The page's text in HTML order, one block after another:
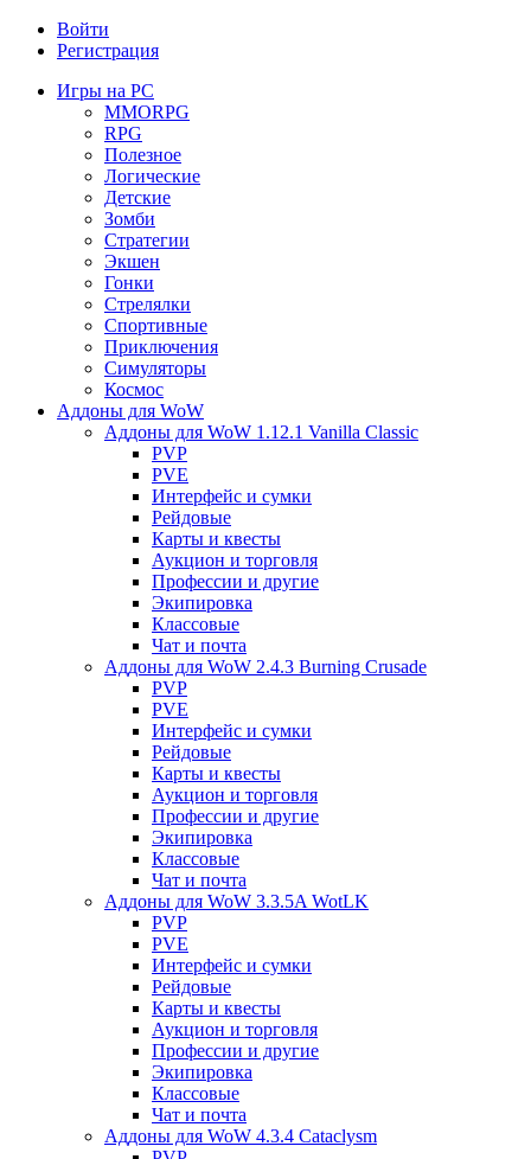
Войти
Регистрация
Игры на PC
MMORPG
RPG
Полезное
Логические
Детские
Зомби
Стратегии
Экшен
Гонки
Стрелялки
Спортивные
Приключения
Симуляторы
Космос
Аддоны для WoW
Аддоны для WoW 1.12.1 Vanilla Classic
PVP
PVE
Интерфейс и сумки
Рейдовые
Карты и квесты
Аукцион и торговля
Профессии и другие
Экипировка
Классовые
Чат и почта
Аддоны для WoW 2.4.3 Burning Crusade
PVP
PVE
Интерфейс и сумки
Рейдовые
Карты и квесты
Аукцион и торговля
Профессии и другие
Экипировка
Классовые
Чат и почта
Аддоны для WoW 3.3.5A WotLK
PVP
PVE
Интерфейс и сумки
Рейдовые
Карты и квесты
Аукцион и торговля
Профессии и другие
Экипировка
Классовые
Чат и почта
Аддоны для WoW 4.3.4 Cataclysm